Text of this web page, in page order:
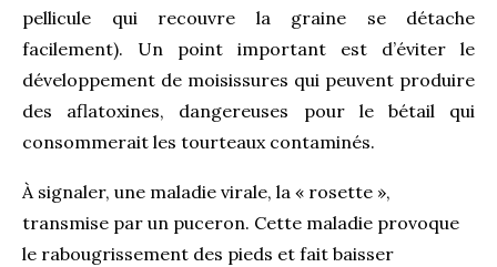
pellicule qui recouvre la graine se détache
facilement). Un point important est d’éviter le
développement de moisissures qui peuvent produire
des aflatoxines, dangereuses pour le bétail qui
consommerait les tourteaux contaminés.
À signaler, une maladie virale, la « rosette »,
transmise par un puceron. Cette maladie provoque
le rabougrissement des pieds et fait baisser